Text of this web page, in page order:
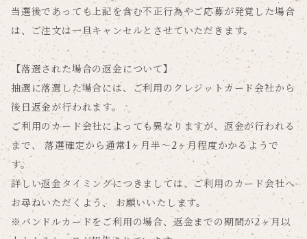
当選後であっても上記を含む不正行為やご応募が発覚した場合
は、ご注文は一旦キャンセルとさせていただきます。
【落選された場合の返金について】
抽選に落選した場合には、ご利用のクレジットカード会社から
後日返金が行われます。
ご利用のカード会社によっても異なりますが、返金が行われる
まで、 落選確定から通常1ヶ月半～2ヶ月程度かかるようで
す。
詳しい返金タイミングにつきましては、ご利用のカード会社へ
お尋ねいただくよう、 お願いいたします。
※バンドルカードをご利用の場合、返金までの期間が2ヶ月以